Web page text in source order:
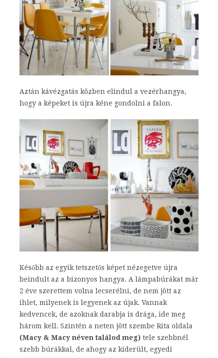
Aztán kávézgatás közben elindul a vezérhangya,
hogy a képeket is újra kéne gondolni a falon.
Később az egyik tetszetős képet nézegetve újra
beindult az a bizonyos hangya. A lámpabúrákat már
2 éve szerettem volna lecserélni, de nem jött az
ihlet, milyenek is legyenek az újak. Vannak
kedvencek, de azoknak darabja is drága, ide meg
három kell. Szintén a neten jött szembe Rita oldala
(Macy & Macy néven találod meg) tele szebbnél
szebb búrákkal, de ahogy az kiderült, egyedi